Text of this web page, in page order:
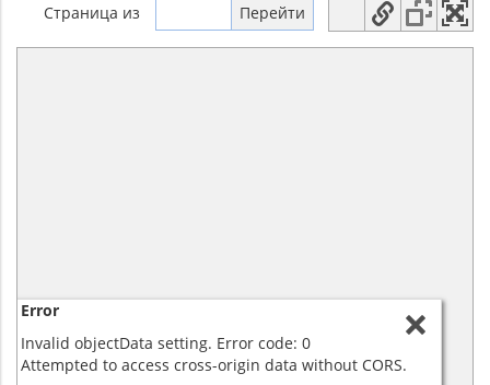
Страница из
Error
Invalid objectData setting. Error code: 0
Attempted to access cross-origin data without CORS.